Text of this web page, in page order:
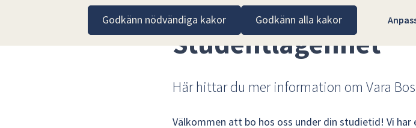
Godkänn nödvändiga kakor Godkänn alla kakor
Vara Bostäder AB Studentlägenhet
Studentlägenhet
Här hittar du mer information om Vara
Välkommen att bo hos oss under din studietid! Vi